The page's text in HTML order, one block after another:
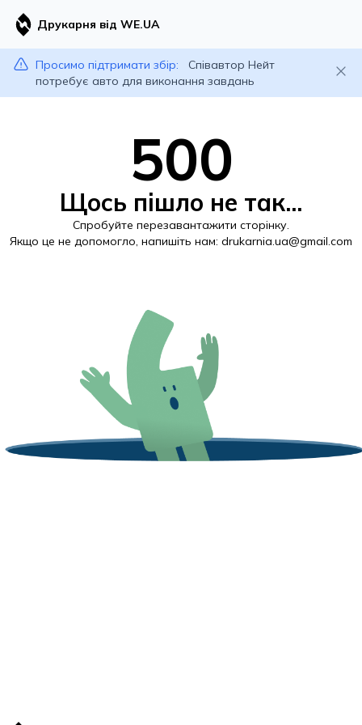
Друкарня від WE.UA
Просимо підтримати збір:
Співавтор Нейт
потребує авто для виконання завдань
500
Щось пішло не так...
Спробуйте перезавантажити сторінку.
Якщо це не допомогло, напишіть нам: drukarnia.ua@gmail.com